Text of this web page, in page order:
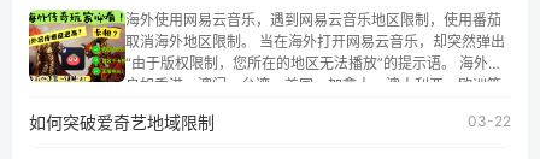
朋友们，使用番茄回国加速器，即可解决「海外用户收听腾
讯视频地区版权限制」的问题，无论人在香港、澳门、台
湾、美国、加拿大、澳大利亚、欧洲等国家和地区工作、留
学、定居等，都可以使用，不再因地区和版权限制所困扰。
海外使用网易云音乐，遇到网易云音乐地区限制，使用番茄
取消海外地区限制。 当在海外打开网易云音乐，却突然弹出
“由于版权限制，您所在的地区无法播放”的提示语。 海外用
户如香港、澳门、台湾、美国、加拿大、澳大利亚、欧洲等
地区及版权限制问题，且仅能在中国大陆地区播放。 遇到这
如何突破爱奇艺地域限制 03-22